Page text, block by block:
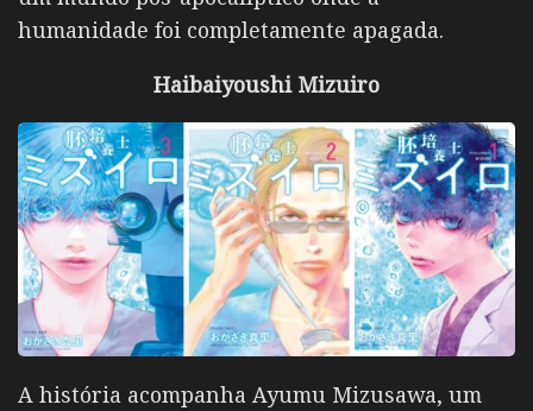
humanidade foi completamente apagada.
Haibaiyoushi Mizuiro
A história acompanha Ayumu Mizusawa, um